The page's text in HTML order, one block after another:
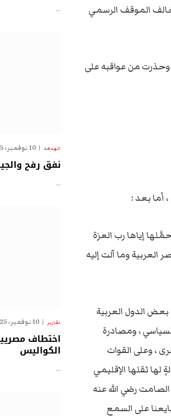
الموقف الرسمي
من عواقبه على
أما بعد :
إياها رب العزة
العربية وما آلت إليه
الدول العربية
، ومصادرة
، وعلى القوات
ثقلها الإقليمي
رضي الله عنه
على السمع
…
الهدهد 10 نوفمبر، 2025
نفق رفح
…
تقارير 10 نوفمبر، 2025
اختطاف
الكواليس
…